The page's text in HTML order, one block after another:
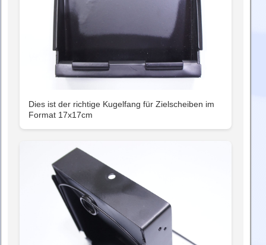
Dies ist der richtige Kugelfang für Zielscheiben im
Format 17x17cm